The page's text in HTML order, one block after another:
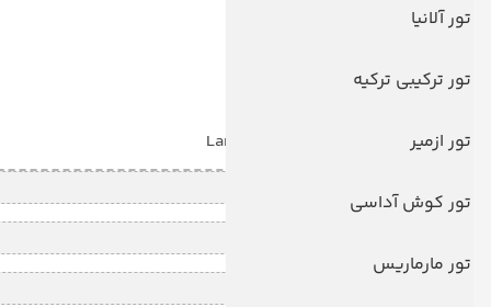
تور آلانیا
تور ترکیبی ترکیه
تور ازمیر
تور کوش آداسی
تور مارماریس
با صبحانه Land View